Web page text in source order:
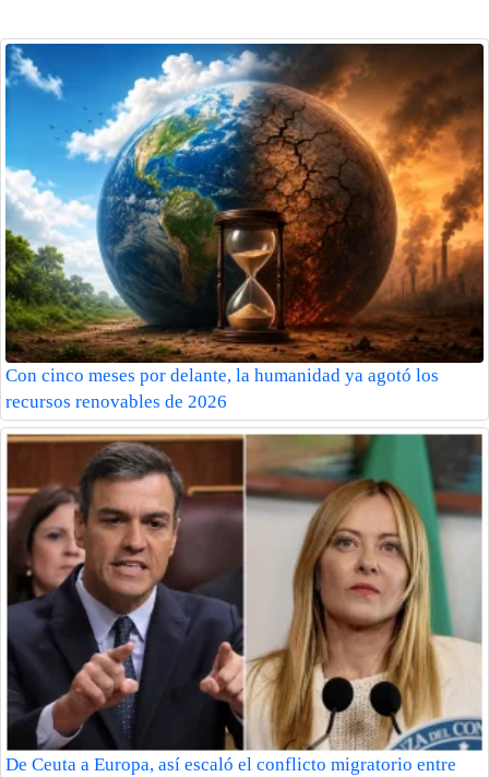
Con cinco meses por delante, la humanidad ya agotó los
recursos renovables de 2026
De Ceuta a Europa, así escaló el conflicto migratorio entre